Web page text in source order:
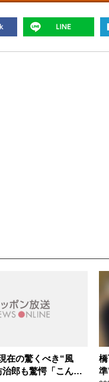
在の驚くべき“風
郎も驚愕「こんな